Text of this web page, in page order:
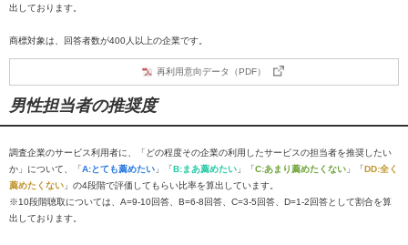
出しております。
商標対象は、回答者数が400人以上の企業です。
再利用意向データ（PDF）
男性担当者の推奨度
調査企業のサービス利用者に、「どの程度その企業の利用したサービスの担当者を推奨したい
か」について、「A:とても薦めたい 」「B:まあ薦めたい 」「C:あまり薦めたくない 」「DD:全く
薦めたくない 」の4段階で評価してもらい比率を算出しています。
※10段階聴取については、A=9-10回答、B=6-8回答、C=3-5回答、D=1-2回答として割合を算
出しております。